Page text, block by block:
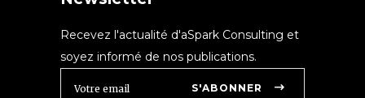
Recevez l'actualité d'aSpark Consulting et
soyez informé de nos publications.
S'ABONNER